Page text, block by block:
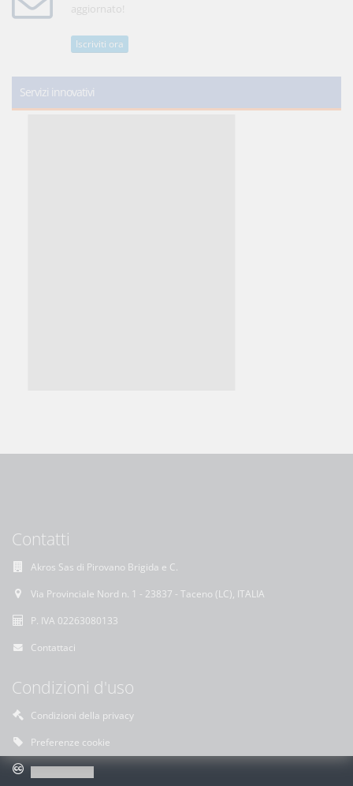
aggiornato!
Iscriviti ora
Servizi innovativi
Contatti
Akros Sas di Pirovano Brigida e C.
Via Provinciale Nord n. 1 - 23837 - Taceno (LC), ITALIA
P. IVA 02263080133
Contattaci
Condizioni d'uso
Condizioni della privacy
Preferenze cookie